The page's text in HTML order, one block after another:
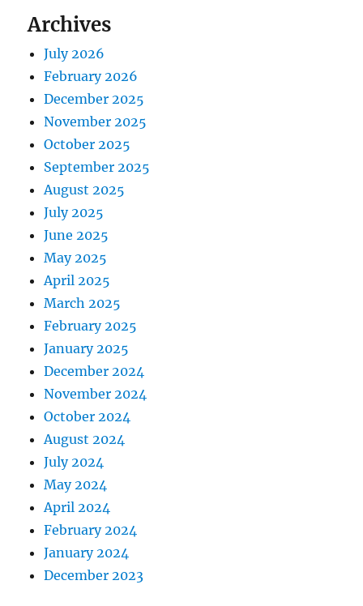
Archives
July 2026
February 2026
December 2025
November 2025
October 2025
September 2025
August 2025
July 2025
June 2025
May 2025
April 2025
March 2025
February 2025
January 2025
December 2024
November 2024
October 2024
August 2024
July 2024
May 2024
April 2024
February 2024
January 2024
December 2023